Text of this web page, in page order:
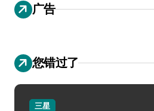
广告
您错过了
三星